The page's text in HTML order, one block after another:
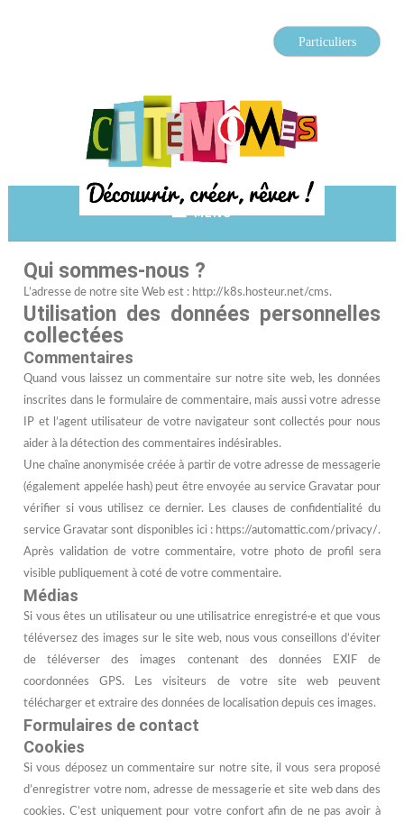
Particuliers
Citémômes
Découvrir, créer, rêver
MENU
Qui sommes-nous ?
L’adresse de notre site Web est : http://k8s.hosteur.net/cms.
Utilisation des données personnelles
collectées
Commentaires
Quand vous laissez un commentaire sur notre site web, les données
inscrites dans le formulaire de commentaire, mais aussi votre adresse
IP et l’agent utilisateur de votre navigateur sont collectés pour nous
aider à la détection des commentaires indésirables.
Une chaîne anonymisée créée à partir de votre adresse de messagerie
(également appelée hash) peut être envoyée au service Gravatar pour
vérifier si vous utilisez ce dernier. Les clauses de confidentialité du
service Gravatar sont disponibles ici : https://automattic.com/privacy/.
Après validation de votre commentaire, votre photo de profil sera
visible publiquement à coté de votre commentaire.
Médias
Si vous êtes un utilisateur ou une utilisatrice enregistré·e et que vous
téléversez des images sur le site web, nous vous conseillons d’éviter
de téléverser des images contenant des données EXIF de
coordonnées GPS. Les visiteurs de votre site web peuvent
télécharger et extraire des données de localisation depuis ces images.
Formulaires de contact
Cookies
Si vous déposez un commentaire sur notre site, il vous sera proposé
d’enregistrer votre nom, adresse de messagerie et site web dans des
cookies. C’est uniquement pour votre confort afin de ne pas avoir à